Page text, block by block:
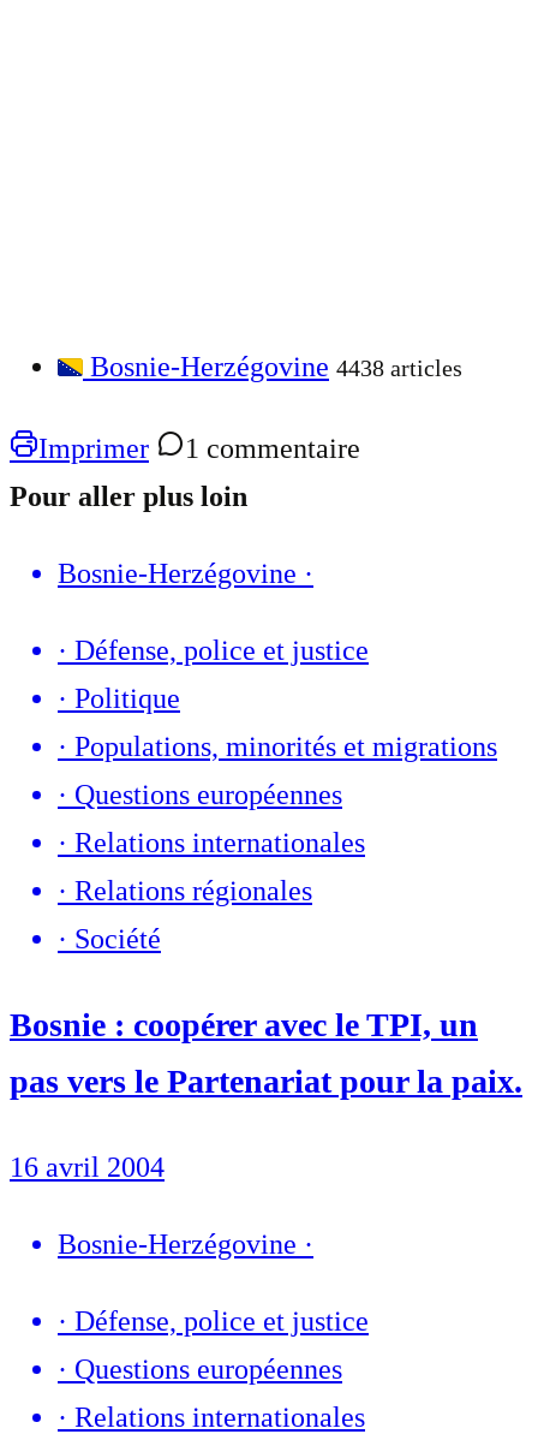
Bosnie-Herzégovine 4438 articles
Imprimer
1 commentaire
Pour aller plus loin
Bosnie-Herzégovine ·
· Défense, police et justice
· Politique
· Populations, minorités et migrations
· Questions européennes
· Relations internationales
· Relations régionales
· Société
Bosnie : coopérer avec le TPI, un
pas vers le Partenariat pour la paix.
16 avril 2004
Bosnie-Herzégovine ·
· Défense, police et justice
· Questions européennes
· Relations internationales